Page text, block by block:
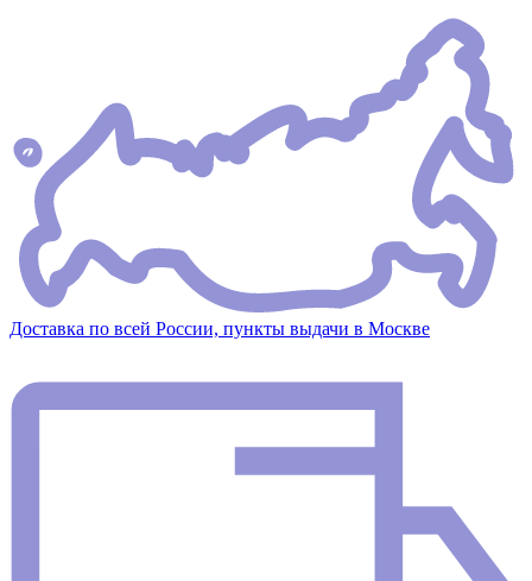
Доставка по всей России, пункты выдачи в Москве